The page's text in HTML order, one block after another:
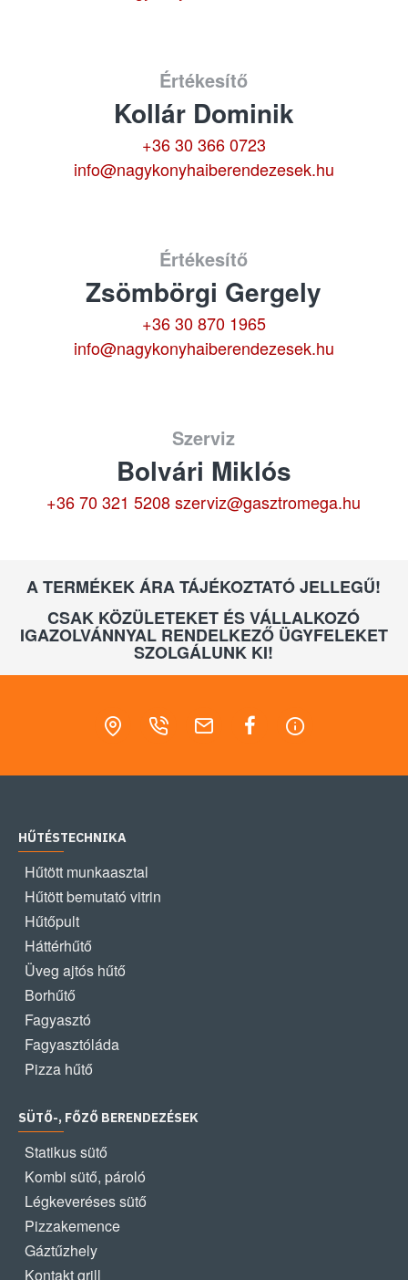
Értékesítő
Kollár Dominik
+36 30 366 0723
info@nagykonyhaiberendezesek.hu
Értékesítő
Zsömbörgi Gergely
+36 30 870 1965
info@nagykonyhaiberendezesek.hu
Szerviz
Bolvári Miklós
+36 70 321 5208 szerviz@gasztromega.hu
A TERMÉKEK ÁRA TÁJÉKOZTATÓ JELLEGŰ!
CSAK KÖZÜLETEKET ÉS VÁLLALKOZÓ
IGAZOLVÁNNYAL RENDELKEZŐ ÜGYFELEKET
SZOLGÁLUNK KI!
HŰTÉSTECHNIKA
Hűtött munkaasztal
Hűtött bemutató vitrin
Hűtőpult
Háttérhűtő
Üveg ajtós hűtő
Borhűtő
Fagyasztó
Fagyasztóláda
Pizza hűtő
SÜTŐ-, FŐZŐ BERENDEZÉSEK
Statikus sütő
Kombi sütő, pároló
Légkeveréses sütő
Pizzakemence
Gáztűzhely
Kontakt grill